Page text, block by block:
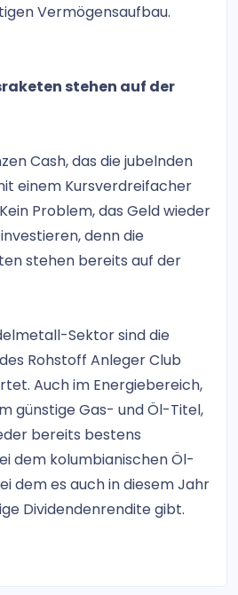
Vermögensaufbau.
stehen auf der
Cash, das die jubelnden
einem Kursverdreifacher
Problem, das Geld wieder
denn die
stehen bereits auf der
Sektor sind die
Rohstoff Anleger Club
Auch im Energiebereich,
günstige Gas- und Öl-Titel,
bereits bestens
dem kolumbianischen Öl-
dem es auch in diesem Jahr
Dividendenrendite gibt.